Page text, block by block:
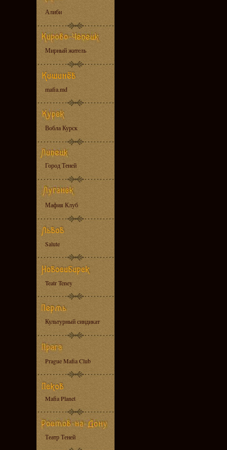
Алиби
Мирный житель
mafia.md
Вобла Курск
Город Теней
Мафия Клуб
Salute
Teatr Teney
Культурный синдикат
Prague Mafia Club
Mafia Planet
Театр Теней